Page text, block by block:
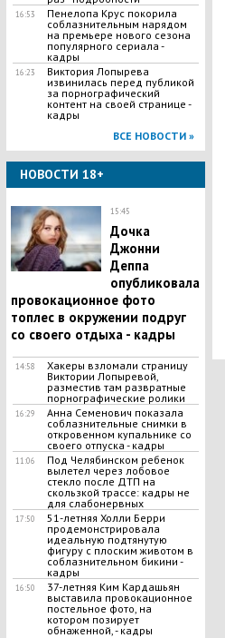
16:53
Пенелопа Крус покорила
соблазнительным нарядом
на премьере нового сезона
популярного сериала -
кадры
16:23
Виктория Лопырева
извинилась перед публикой
за порнографический
контент на своей странице -
кадры
ВСЕ НОВОСТИ »
НОВОСТИ 18+
15:45
Дочка
Джонни
Деппа
опубликовала
провокационное фото
топлес в окружении подруг
со своего отдыха - кадры
14:58
Хакеры взломали страницу
Виктории Лопыревой,
разместив там развратные
порнографические ролики
16:29
Анна Семенович показала
соблазнительные снимки в
откровенном купальнике со
своего отпуска - кадры
11:06
Под Челябинском ребенок
вылетел через лобовое
стекло после ДТП на
скользкой трассе: кадры не
для слабонервных
17:50
51-летняя Холли Берри
продемонстрировала
идеальную подтянутую
фигуру с плоским животом в
соблазнительном бикини -
кадры
16:50
37-летняя Ким Кардашьян
выставила провокационное
постельное фото, на
котором позирует
обнаженной, - кадры